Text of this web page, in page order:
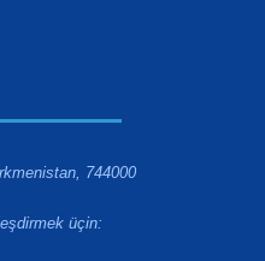
744000
üçin: